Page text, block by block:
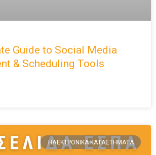
Guide to Social Media
& Scheduling Tools
ΗΛΕΚΤΡΟΝΙΚΆ ΚΑΤΑΣΤΉΜΑΤΑ